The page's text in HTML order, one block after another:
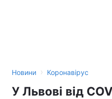
Новини › Коронавірус
У Львові від